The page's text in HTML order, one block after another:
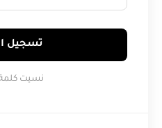
تسجيل
نسيت كلمة